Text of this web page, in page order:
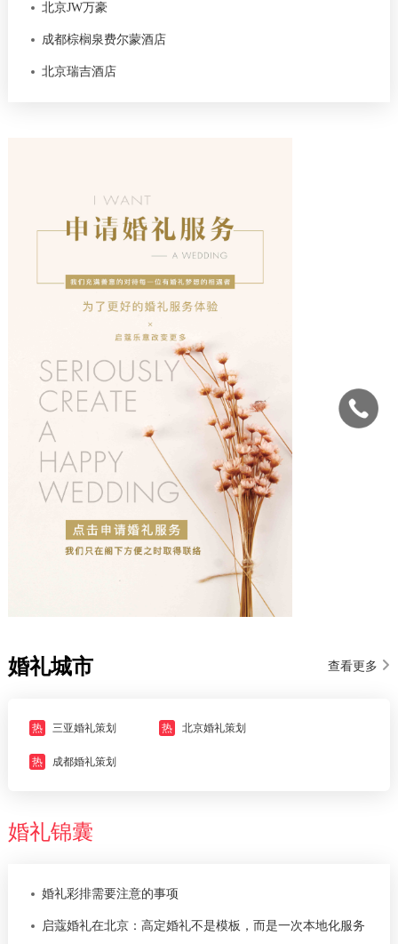
北京JW万豪
成都棕榈泉费尔蒙酒店
北京瑞吉酒店
婚礼城市 查看更多
热 三亚婚礼策划 热 北京婚礼策划
热 成都婚礼策划
婚礼锦囊
婚礼彩排需要注意的事项
启蔻婚礼在北京：高定婚礼不是模板，而是一次本地化服务